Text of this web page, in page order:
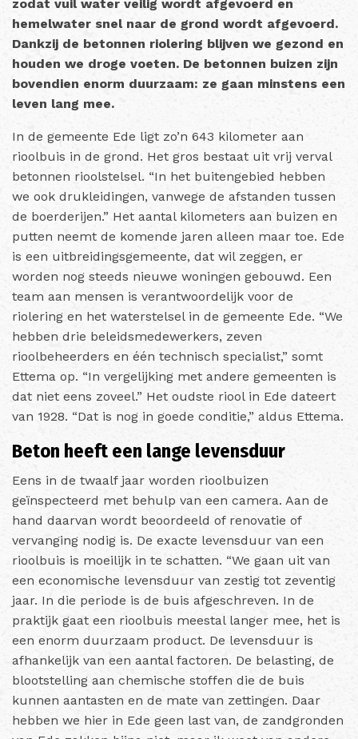
zodat vuil water veilig wordt afgevoerd en
hemelwater snel naar de grond wordt afgevoerd.
Dankzij de betonnen riolering blijven we gezond en
houden we droge voeten. De betonnen buizen zijn
bovendien enorm duurzaam: ze gaan minstens een
leven lang mee.
In de gemeente Ede ligt zo’n 643 kilometer aan
rioolbuis in de grond. Het gros bestaat uit vrij verval
betonnen rioolstelsel. “In het buitengebied hebben
we ook drukleidingen, vanwege de afstanden tussen
de boerderijen.” Het aantal kilometers aan buizen en
putten neemt de komende jaren alleen maar toe. Ede
is een uitbreidingsgemeente, dat wil zeggen, er
worden nog steeds nieuwe woningen gebouwd. Een
team aan mensen is verantwoordelijk voor de
riolering en het waterstelsel in de gemeente Ede. “We
hebben drie beleidsmedewerkers, zeven
rioolbeheerders en één technisch specialist,” somt
Ettema op. “In vergelijking met andere gemeenten is
dat niet eens zoveel.” Het oudste riool in Ede dateert
van 1928. “Dat is nog in goede conditie,” aldus Ettema.
Beton heeft een lange levensduur
Eens in de twaalf jaar worden rioolbuizen
geïnspecteerd met behulp van een camera. Aan de
hand daarvan wordt beoordeeld of renovatie of
vervanging nodig is. De exacte levensduur van een
rioolbuis is moeilijk in te schatten. “We gaan uit van
een economische levensduur van zestig tot zeventig
jaar. In die periode is de buis afgeschreven. In de
praktijk gaat een rioolbuis meestal langer mee, het is
een enorm duurzaam product. De levensduur is
afhankelijk van een aantal factoren. De belasting, de
blootstelling aan chemische stoffen die de buis
kunnen aantasten en de mate van zettingen. Daar
hebben we hier in Ede geen last van, de zandgronden